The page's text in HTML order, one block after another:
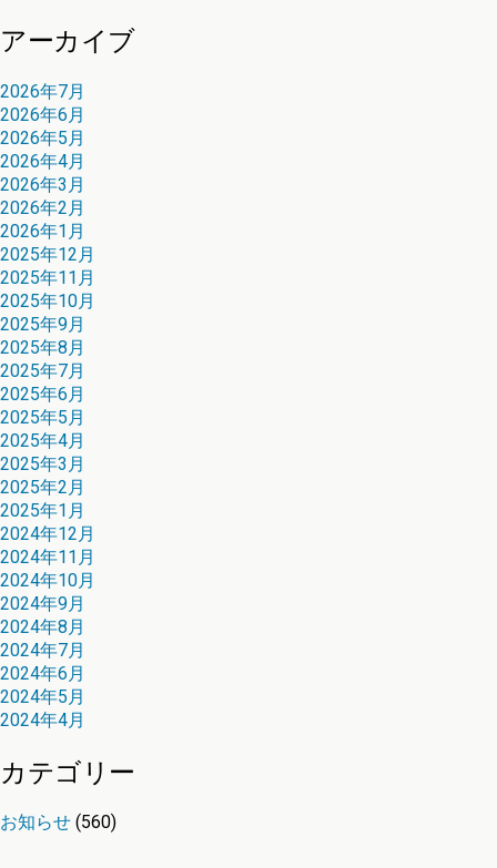
アーカイブ
2026年7月
2026年6月
2026年5月
2026年4月
2026年3月
2026年2月
2026年1月
2025年12月
2025年11月
2025年10月
2025年9月
2025年8月
2025年7月
2025年6月
2025年5月
2025年4月
2025年3月
2025年2月
2025年1月
2024年12月
2024年11月
2024年10月
2024年9月
2024年8月
2024年7月
2024年6月
2024年5月
2024年4月
カテゴリー
お知らせ (560)